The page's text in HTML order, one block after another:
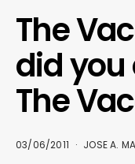
The
did
The
03/06/2011 JOSE A.